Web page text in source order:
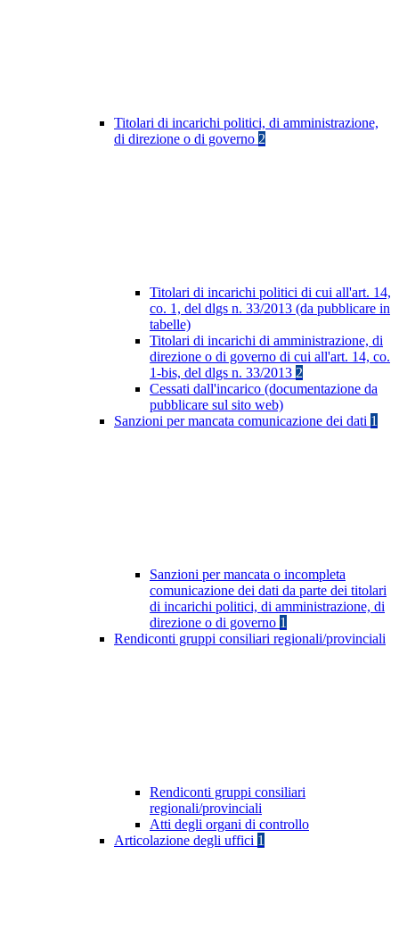
Titolari di incarichi politici, di amministrazione,
di direzione o di governo 2
Titolari di incarichi politici di cui all'art. 14,
co. 1, del dlgs n. 33/2013 (da pubblicare in
tabelle)
Titolari di incarichi di amministrazione, di
direzione o di governo di cui all'art. 14, co.
1-bis, del dlgs n. 33/2013 2
Cessati dall'incarico (documentazione da
pubblicare sul sito web)
Sanzioni per mancata comunicazione dei dati 1
Sanzioni per mancata o incompleta
comunicazione dei dati da parte dei titolari
di incarichi politici, di amministrazione, di
direzione o di governo 1
Rendiconti gruppi consiliari regionali/provinciali
Rendiconti gruppi consiliari
regionali/provinciali
Atti degli organi di controllo
Articolazione degli uffici 1